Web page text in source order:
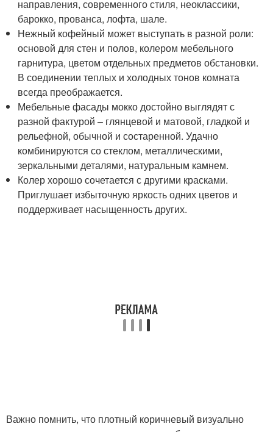
направления, современного стиля, неоклассики,
барокко, прованса, лофта, шале.
Нежный кофейный может выступать в разной роли:
основой для стен и полов, колером мебельного
гарнитура, цветом отдельных предметов обстановки.
В соединении теплых и холодных тонов комната
всегда преображается.
Мебельные фасады мокко достойно выглядят с
разной фактурой – глянцевой и матовой, гладкой и
рельефной, обычной и состаренной. Удачно
комбинируются со стеклом, металлическими,
зеркальными деталями, натуральным камнем.
Колер хорошо сочетается с другими красками.
Приглушает избыточную яркость одних цветов и
поддерживает насыщенность других.
Важно помнить, что плотный коричневый визуально